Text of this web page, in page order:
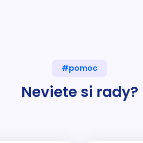
#pomoc
Neviete si rady?